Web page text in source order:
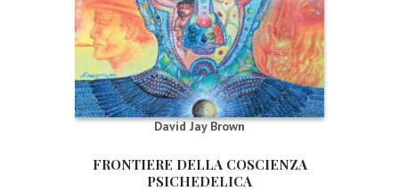
David Jay Brown
FRONTIERE DELLA COSCIENZA
PSICHEDELICA